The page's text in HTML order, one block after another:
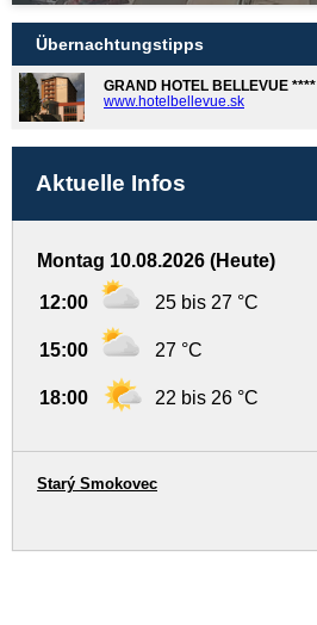
Übernachtungstipps
GRAND HOTEL BELLEVUE ****
www.hotelbellevue.sk
Aktuelle Infos
Montag 10.08.2026 (Heute)
12:00 25 bis 27 °C
15:00 27 °C
18:00 22 bis 26 °C
Starý Smokovec